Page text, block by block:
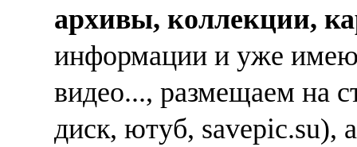
архивы, коллекции,
информации и уже
видео..., размещаем на
диск, ютуб, savepic.su),